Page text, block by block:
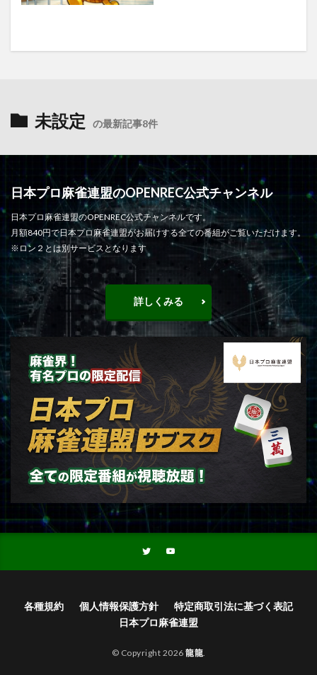
未設定 の最新記事8件
日本プロ麻雀連盟のOPENREC公式チャンネル
日本プロ麻雀連盟のOPENREC公式チャンネルです。
月額840円で日本プロ麻雀連盟がお届けする全ての番組がご覧いただけます。
※ロン２とは別サービスとなります
詳しくみる
各種規約 個人情報保護方針
特定商取引法に基づく表記
日本プロ麻雀連盟
© Copyright 2026 龍龍.